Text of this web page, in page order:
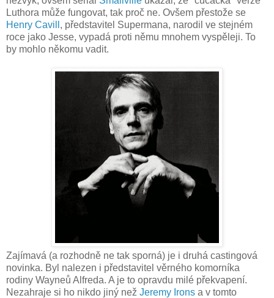
Luthora může fungovat, tak proč ne. Ovšem přestože se
Henry Cavill , představitel Supermana, narodil ve stejném
roce jako Jesse, vypadá proti němu mnohem vyspěleji. To
by mohlo někomu vadit.
Zajímavá (a rozhodně ne tak sporná) je i druhá castingová
novinka. Byl nalezen i představitel věrného komorníka
rodiny Wayneů Alfreda. A je to opravdu milé překvapení.
Nezahraje si ho nikdo jiný než Jeremy Irons a v tomto